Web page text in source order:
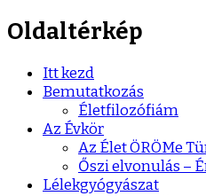
Oldaltérkép
Itt kezd
Bemutatkozás
Életfilozófiám
Az Évkör
Az Élet ÖRÖMe
Őszi elvonulás –
Lélekgyógyászat